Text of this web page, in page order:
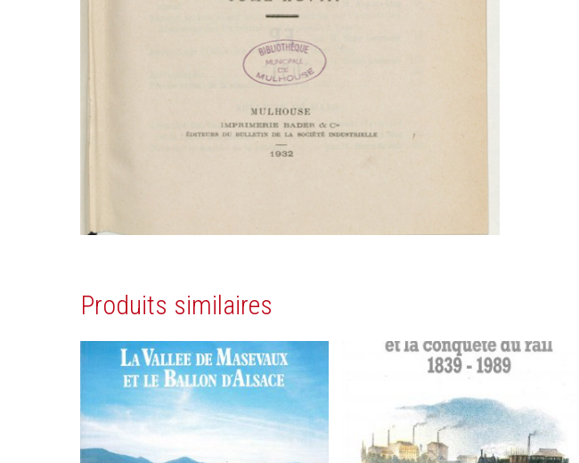
Produits similaires